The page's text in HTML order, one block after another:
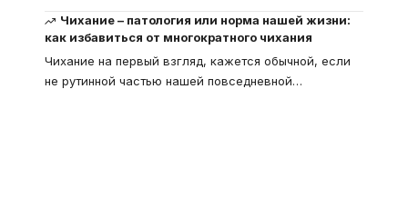
Чихание – патология или норма нашей жизни:
как избавиться от многократного чихания
Чихание на первый взгляд, кажется обычной, если
не рутинной частью нашей повседневной…